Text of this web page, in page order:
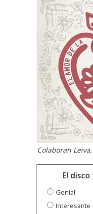
Colaboran
El
Genial
Interesante